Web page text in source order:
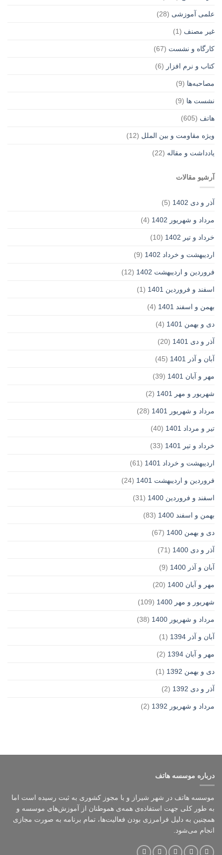
علمی آموزشی (28)
غير مصنف (1)
کارگاه و نشست (67)
کتاب و نرم افزار (6)
مصاحبه‌ها (9)
نشست ها (9)
هاتف (605)
ویژه مقاومت و بین الملل (12)
یادداشت‌ و مقاله (22)
آرشیو مقالات
آذر و دی 1402 (5)
مرداد و شهریور 1402 (4)
خرداد و تیر 1402 (10)
اردیبهشت و خرداد 1402 (9)
فروردین و اردیبهشت 1402 (12)
اسفند و فروردین 1401 (1)
بهمن و اسفند 1401 (4)
دی و بهمن 1401 (4)
آذر و دی 1401 (20)
آبان و آذر 1401 (45)
مهر و آبان 1401 (39)
شهریور و مهر 1401 (2)
مرداد و شهریور 1401 (28)
تیر و مرداد 1401 (40)
خرداد و تیر 1401 (33)
اردیبهشت و خرداد 1401 (61)
فروردین و اردیبهشت 1401 (24)
اسفند و فروردین 1400 (31)
بهمن و اسفند 1400 (83)
دی و بهمن 1400 (67)
آذر و دی 1400 (71)
آبان و آذر 1400 (9)
مهر و آبان 1400 (20)
شهریور و مهر 1400 (109)
مرداد و شهریور 1400 (38)
آبان و آذر 1394 (1)
مهر و آبان 1394 (2)
دی و بهمن 1392 (1)
آذر و دی 1392 (2)
مرداد و شهریور 1392 (2)
درباره موسسه هاتف
موسسه هاتف در شهر شیراز و با مجوز کشوری به ثبت رسیده است اما
به طور کلی جهت استفاده‌ی همه‌ی هموطنان از آموزش‌های موسسه و
همچنین به دلیل فرامرزی بودن فعالیت‌ها، تمام برنامه به صورت مجازی
انجام می‌شود.